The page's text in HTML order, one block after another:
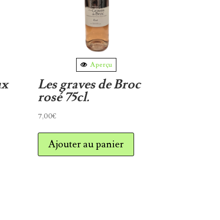
Aperçu
Les graves de Broc
rosé 75cl.
7,00€
Ajouter au panier